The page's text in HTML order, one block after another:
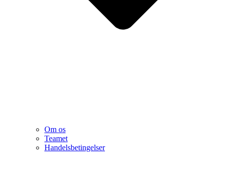
Om os
Teamet
Handelsbetingelser